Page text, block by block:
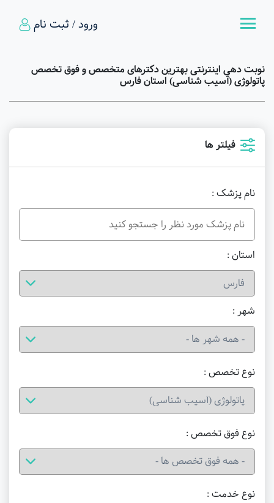
ورود / ثبت نام
نوبت دهی اینترنتی بهترین دکترهای متخصص و فوق تخصص
پاتولوژی (آسیب شناسی) استان فارس
فیلتر ها
نام پزشک :
استان :
شهر :
نوع خدمت :
نوع تخصص :
نوع فوق تخصص :